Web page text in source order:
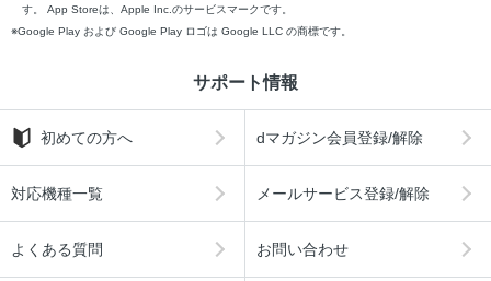
す。 App Storeは、Apple Inc.のサービスマークです。
Google Play および Google Play ロゴは Google LLC の商標です。
サポート情報
初めての方へ dマガジン会員登録/解除
対応機種一覧 メールサービス登録/解除
よくある質問 お問い合わせ